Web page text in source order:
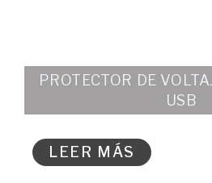
PROTECTOR DE
USB
LEER MÁS